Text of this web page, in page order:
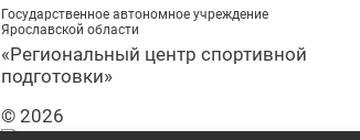
Государственное автономное учреждение
Ярославской области
«Региональный центр спортивной
подготовки»
© 2026